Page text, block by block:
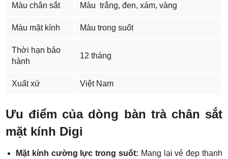
Màu chân sắt Màu trắng, đen, xám, vàng
Màu mặt kính Màu trong suốt
Thời hạn bảo
hành
12 tháng
Xuất xứ Việt Nam
Ưu điểm của dòng bàn trà chân sắt
mặt kính Digi
Mặt kính cường lực trong suốt: Mang lại vẻ đẹp thanh